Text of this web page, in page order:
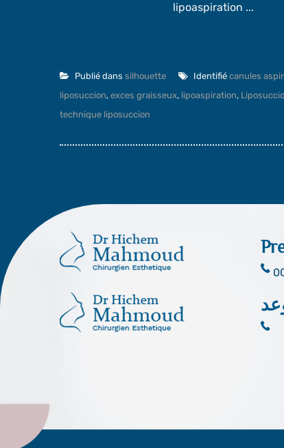
lipoaspiration ...
Publié dans silhouette Identifié canules
liposuccion, exces graisseux, lipoaspiration,
technique liposuccion